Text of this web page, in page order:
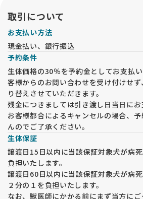
取引について
お支払い方法
現金払い、銀行振込
予約条件
生体価格の30％を予約金としてお支払
客様からのお問い合わせを受け付けせ
り替えさせていただきます。
残金につきましては引き渡し日当日にお
お客様都合によるキャンセルの場合、
んのでご了承ください。
生体保証
譲渡日15日以内に当該保証対象犬が病
負担いたします。
譲渡日60日以内に当該保証対象犬が病
２分の１を負担いたします。
なお、獣医師にかかる前にまず当方にご